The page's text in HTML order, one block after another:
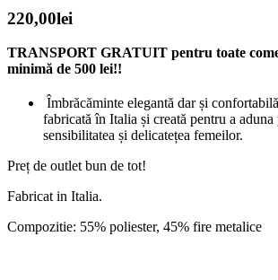
220,00lei
TRANSPORT GRATUIT pentru toate
minimă de 500 lei!!
Îmbrăcăminte elegantă dar și
fabricată în Italia și creată pentru a aduna
sensibilitatea și delicatețea femeilor.
Preț de outlet bun de tot!
Fabricat in Italia.
Compozitie: 55% poliester, 45% fire metalice